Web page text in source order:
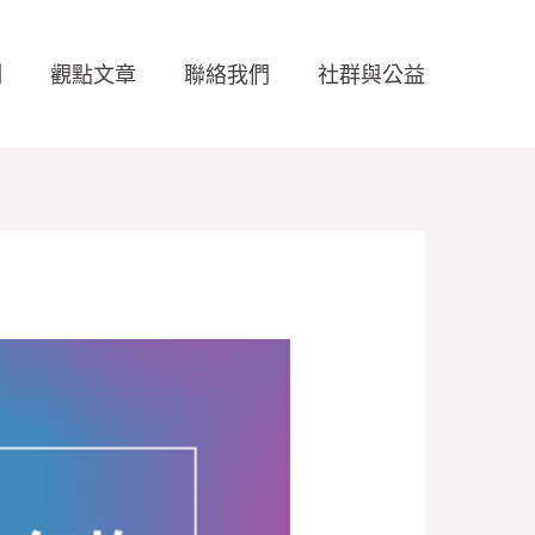
觀點文章 聯絡我們 社群與公益